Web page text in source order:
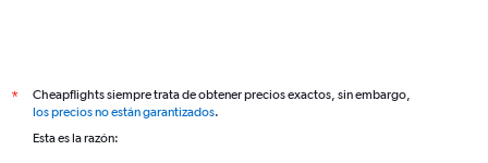
*
Cheapflights siempre trata de obtener precios exactos, sin embargo,
los precios no están garantizados.
Esta es la razón: